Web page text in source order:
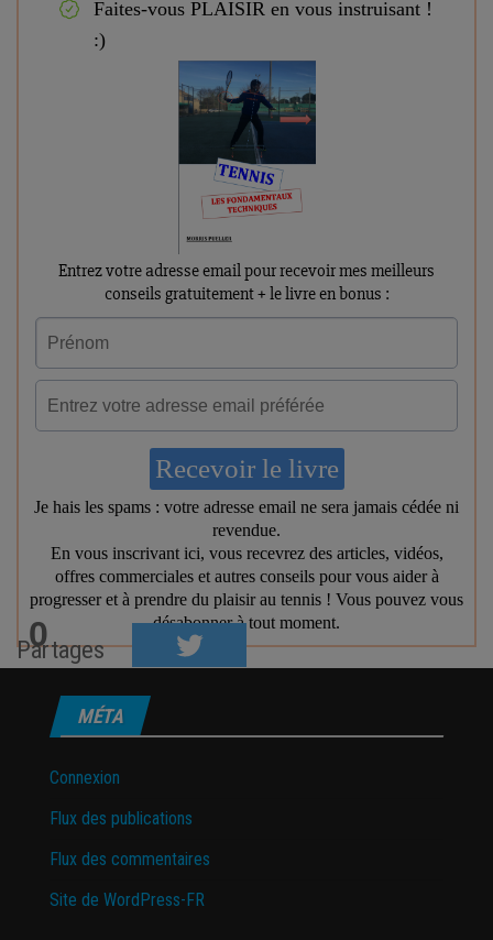
0
Partages
MÉTA
Connexion
Flux des publications
Flux des commentaires
Site de WordPress-FR